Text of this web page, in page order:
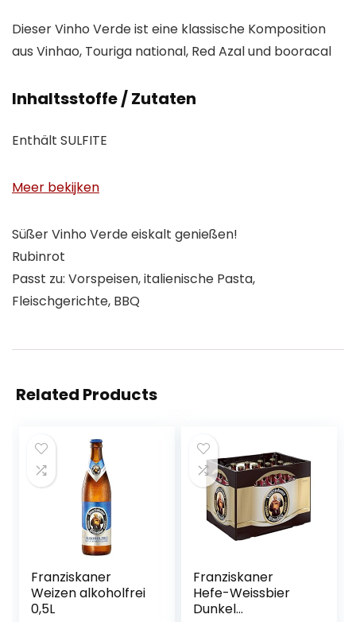
Dieser Vinho Verde ist eine klassische Komposition
aus Vinhao, Touriga national, Red Azal und booracal
Inhaltsstoffe / Zutaten
Enthält SULFITE
Meer bekijken
Süßer Vinho Verde eiskalt genießen!
Rubinrot
Passt zu: Vorspeisen, italienische Pasta,
Fleischgerichte, BBQ
Related Products
Franziskaner
Weizen alkoholfrei
0,5L
Franziskaner
Hefe-Weissbier
Dunkel